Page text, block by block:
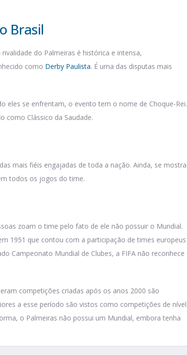
Brasil
do Palmeiras é histórica e intensa,
como Derby Paulista. É uma das disputas mais
eles se enfrentam, o evento tem o nome de Choque-Rei.
como Clássico da Saudade.
mais fiéis engajadas de toda a nação. Ainda, se mostra
todos os jogos do time.
zoam o time pelo fato de ele não possuir o Mundial.
1951 que contou com a participação de times europeus
Campeonato Mundial de Clubes, a FIFA não reconhece
competições criadas após os anos 2000 são
a esse período são vistos como competições de nível
o Palmeiras não possui um Mundial, embora tenha